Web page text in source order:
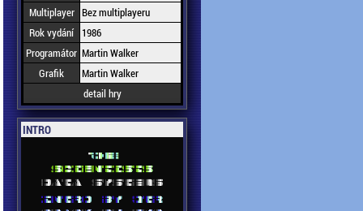
Multiplayer Bez multiplayeru
Rok vydání
1986
Programátor Martin Walker
Grafik
Martin Walker
detail hry
INTRO